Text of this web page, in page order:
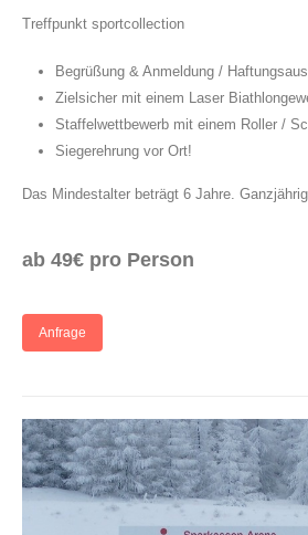
Treffpunkt sportcollection
Begrüßung & Anmeldung /
Zielsicher mit einem Laser
Staffelwettbewerb mit einem Roller /
Siegerehrung vor Ort!
Das Mindestalter beträgt 6 Jahre.
ab 49€ pro Person
Anfrage